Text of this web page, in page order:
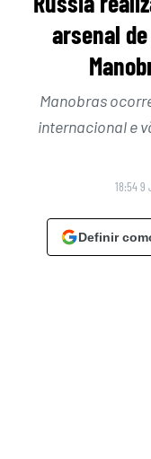
arsenal
Manobras
internacional e
18:54 9
Definir